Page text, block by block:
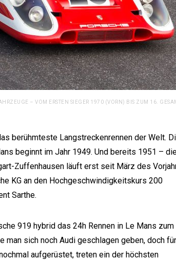
– VOM ERSTEN SIEGER 1970 (VORN) BIS ZUM 16.
berühmteste Langstreckenrennen der Welt.
beginnt im Jahr 1949. Und bereits 1951 –
Zuffenhausen läuft erst seit März des
KG an den Hochgeschwindigkeitskurs 200
Sarthe.
919 hybrid das 24h Rennen in Le Mans zum
man sich noch Audi geschlagen geben, doch
aufgerüstet, treten ein der höchsten